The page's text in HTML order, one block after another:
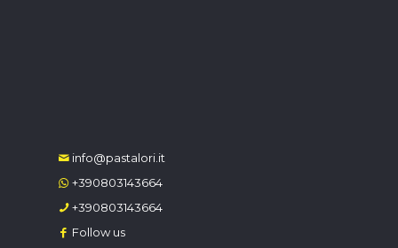
info@pastalori.it
+390803143664
+390803143664
Follow us